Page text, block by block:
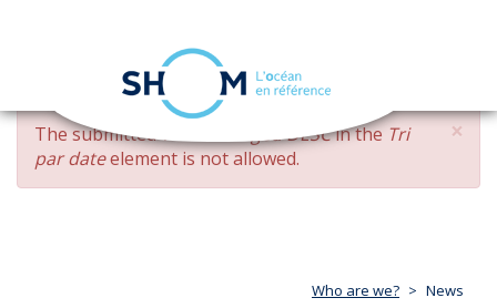
Skip
main
content
navigation
×
ERROR
MESSAGE
The submitted value changed DESCin the Tri
par dateelement is not allowed.
Who are we? News